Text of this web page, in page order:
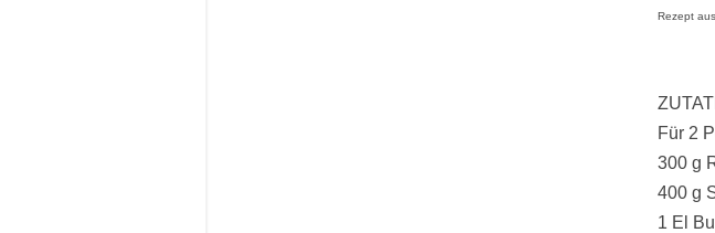
Rezept
Für 2
300 g
400 g
1 El